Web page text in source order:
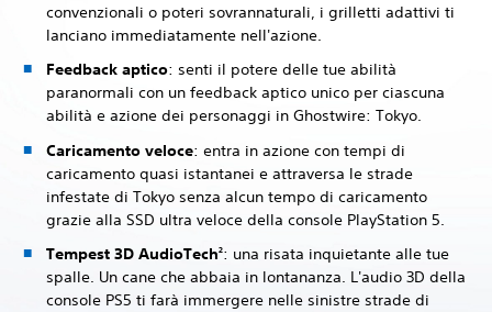
convenzionali o poteri sovrannaturali, i grilletti adattivi ti
lanciano immediatamente nell'azione.
Feedback aptico: senti il potere delle tue abilità
paranormali con un feedback aptico unico per ciascuna
abilità e azione dei personaggi in Ghostwire: Tokyo.
Caricamento veloce: entra in azione con tempi di
caricamento quasi istantanei e attraversa le strade
infestate di Tokyo senza alcun tempo di caricamento
grazie alla SSD ultra veloce della console PlayStation 5.
Tempest 3D AudioTech2: una risata inquietante alle tue
spalle. Un cane che abbaia in lontananza. L'audio 3D della
console PS5 ti farà immergere nelle sinistre strade di